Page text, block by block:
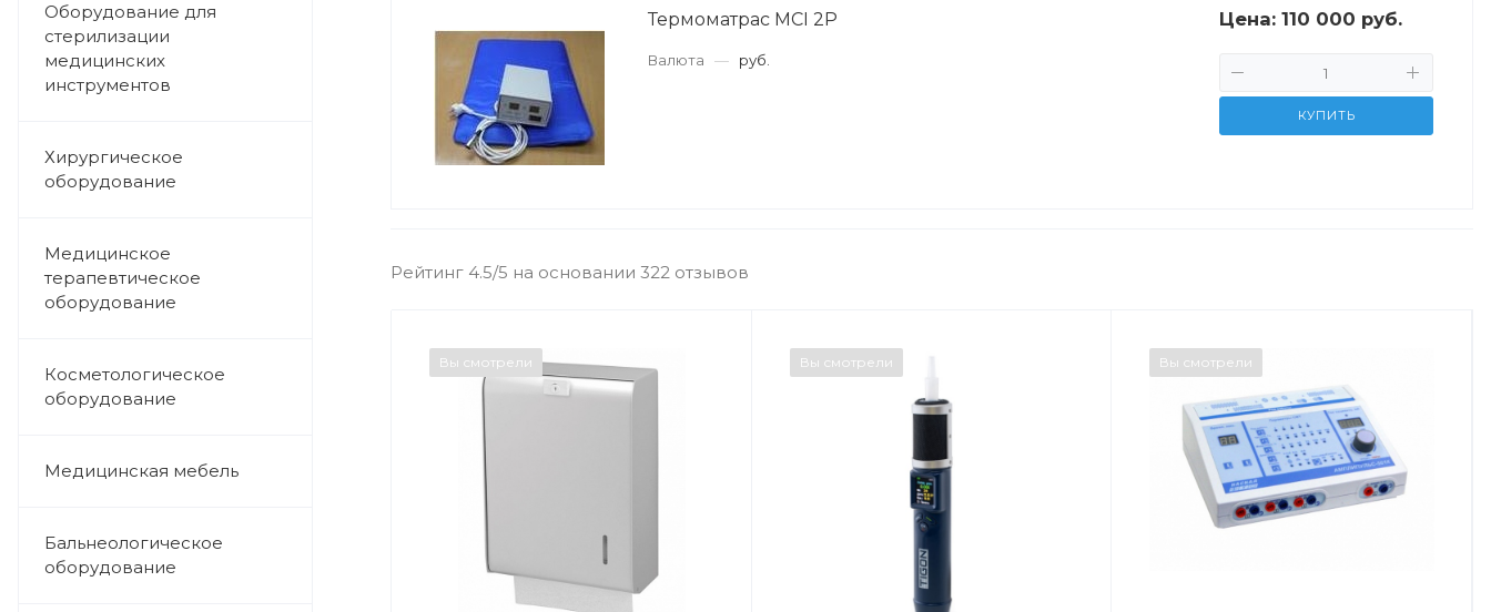
Оборудование для
стерилизации
медицинских
инструментов
Хирургическое
оборудование
Медицинское
терапевтическое
оборудование
Косметологическое
оборудование
Медицинская мебель
Бальнеологическое
оборудование
Термоматрас MCI 2P
Валюта — руб.
Цена: 110 000 руб.
КУПИТЬ
Рейтинг 4.5/5 на основании 322 отзывов
Вы смотрели Вы смотрели Вы смотрели